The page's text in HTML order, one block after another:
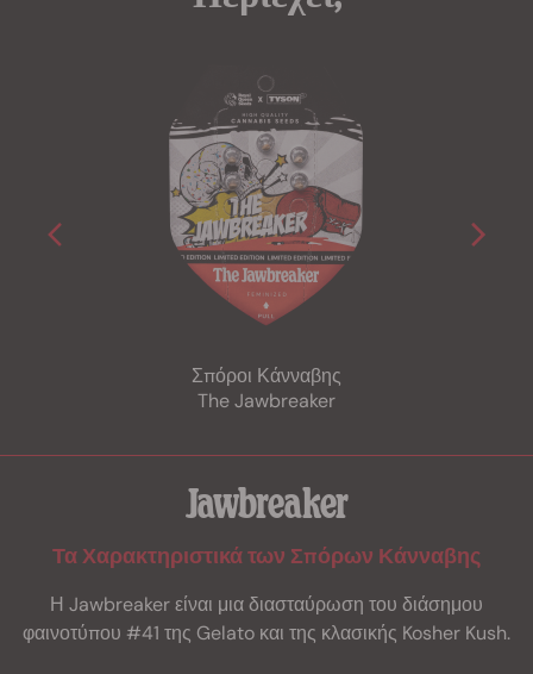
Σπόροι Κάνναβης
The Jawbreaker
Jawbreaker
Τα Χαρακτηριστικά των Σπόρων Κάνναβης
Η Jawbreaker είναι μια διασταύρωση του διάσημου
φαινοτύπου #41 της Gelato και της κλασικής Kosher Kush.